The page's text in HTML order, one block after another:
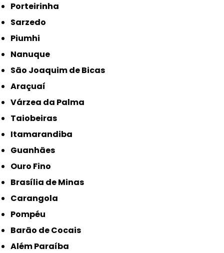
Porteirinha
Sarzedo
Piumhi
Nanuque
São Joaquim de Bicas
Araçuaí
Várzea da Palma
Taiobeiras
Itamarandiba
Guanhães
Ouro Fino
Brasília de Minas
Carangola
Pompéu
Barão de Cocais
Além Paraíba